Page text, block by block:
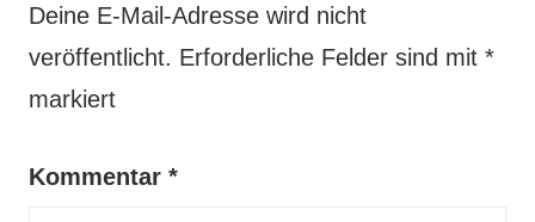
Deine E-Mail-Adresse wird nicht
veröffentlicht. Erforderliche Felder sind mit *
markiert
Kommentar *